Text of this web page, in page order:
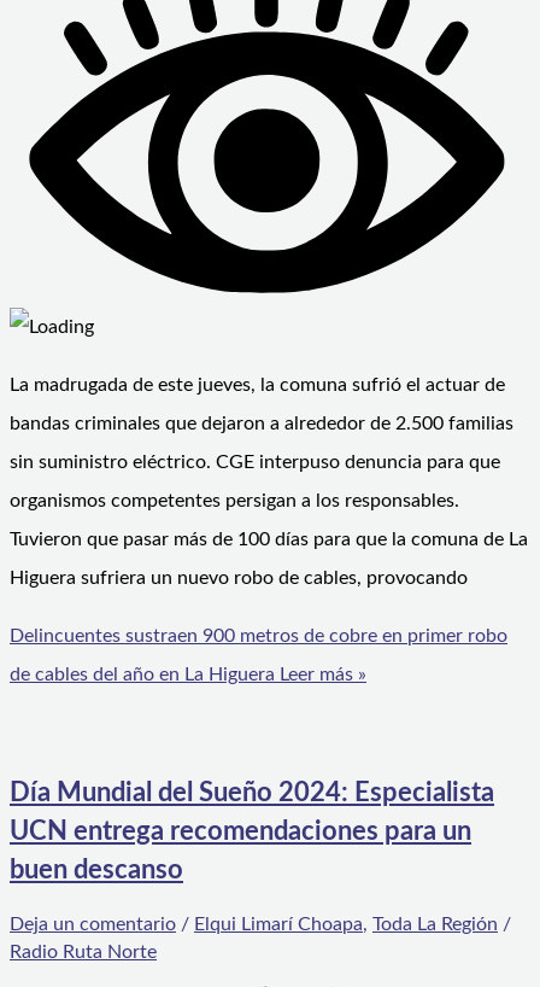
La madrugada de este jueves, la comuna sufrió el actuar de
bandas criminales que dejaron a alrededor de 2.500 familias
sin suministro eléctrico. CGE interpuso denuncia para que
organismos competentes persigan a los responsables.
Tuvieron que pasar más de 100 días para que la comuna de La
Higuera sufriera un nuevo robo de cables, provocando
Delincuentes sustraen 900 metros de cobre en primer robo
de cables del año en La Higuera Leer más »
Día Mundial del Sueño 2024: Especialista
UCN entrega recomendaciones para un
buen descanso
Deja un comentario / Elqui Limarí Choapa, Toda La Región /
Radio Ruta Norte